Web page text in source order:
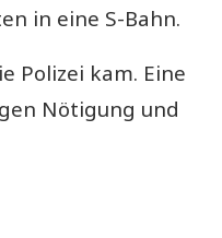
in eine S-Bahn.
Polizei kam. Eine
Nötigung und